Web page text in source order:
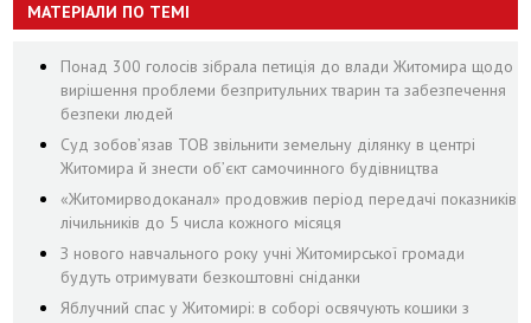
МАТЕРІАЛИ ПО ТЕМІ
Понад 300 голосів зібрала петиція до влади Житомира щодо
вирішення проблеми безпритульних тварин та забезпечення
безпеки людей
Суд зобов’язав ТОВ звільнити земельну ділянку в центрі
Житомира й знести об’єкт самочинного будівництва
«Житомирводоканал» продовжив період передачі показників
лічильників до 5 числа кожного місяця
З нового навчального року учні Житомирської громади
будуть отримувати безкоштовні сніданки
Яблучний спас у Житомирі: в соборі освячують кошики з